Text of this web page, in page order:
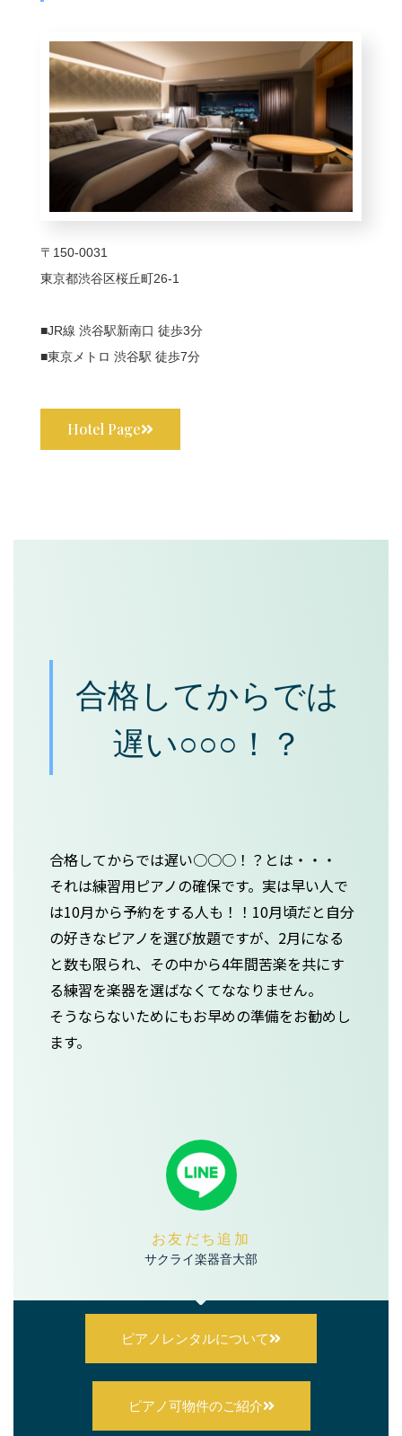
〒150-0031
東京都渋谷区桜丘町26-1
■JR線 渋谷駅新南口 徒歩3分
■東京メトロ 渋谷駅 徒歩7分
Hotel Page
合格してからでは
遅い○○○！？
合格してからでは遅い○○○！？とは・・・
それは練習用ピアノの確保です。実は早い人で
は10月から予約をする人も！！10月頃だと自分
の好きなピアノを選び放題ですが、2月になる
と数も限られ、その中から4年間苦楽を共にす
る練習を楽器を選ばなくてななりません。
そうならないためにもお早めの準備をお勧めし
ます。
お友だち追加
サクライ楽器音大部
ピアノレンタルについて
ピアノ可物件のご紹介